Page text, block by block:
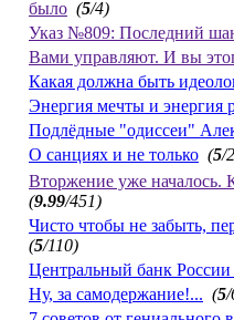
было (5/4)
Указ №809: Последний
Вами управляют. И вы
Какая должна быть
Энергия мечты и энергия
Подлёдные "одиссеи"
О санциях и не только (5/
Вторжение уже началось.
(9.99/451)
Чисто чтобы не забыть,
(5/110)
Центральный банк России
Ну, за самодержание!... (5/